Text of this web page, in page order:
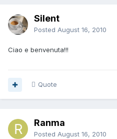
Silent
Posted August 16, 2010
Ciao e benvenuta!!!
Quote
Ranma
Posted August 16, 2010